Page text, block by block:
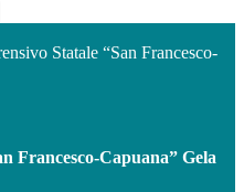
Statale “San Francesco-
Francesco-Capuana” Gela